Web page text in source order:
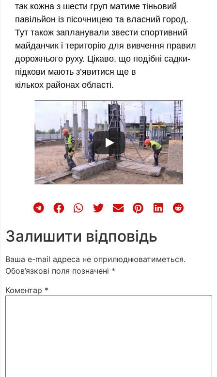
так кожна з шести груп матиме тіньовий
павільйон із пісочницею та власний город.
Тут також запланували звести спортивний
майданчик і територію для вивчення правил
дорожнього руху. Цікаво, що подібні садки-
підкови мають з’явитися ще в
кількох районах області.
Залишити відповідь
Ваша e-mail адреса не оприлюднюватиметься.
Обов’язкові поля позначені *
Коментар *